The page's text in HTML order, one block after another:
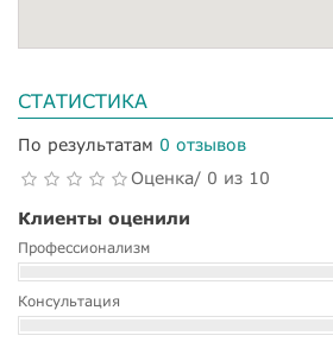
СТАТИСТИКА
По результатам 0 отзывов
Оценка/ 0 из 10
Клиенты оценили
Профессионализм
Консультация